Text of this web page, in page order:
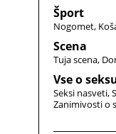
Šport
Nogomet
Scena
Tuja scena
Vse o
Seksi nasveti
Zanimivosti o